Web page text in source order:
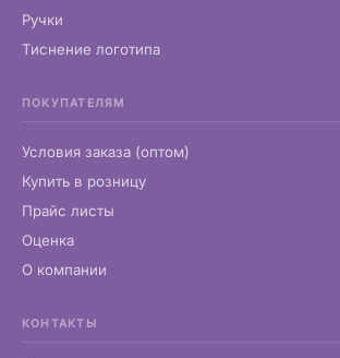
Ручки
Тиснение логотипа
ПОКУПАТЕЛЯМ
Условия заказа (оптом)
Купить в розницу
Прайс листы
Оценка
О компании
КОНТАКТЫ